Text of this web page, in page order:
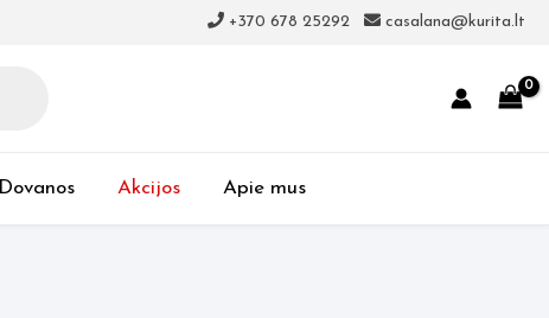
+370 678 25292 casalana@kurita.lt
Dovanos Akcijos Apie mus